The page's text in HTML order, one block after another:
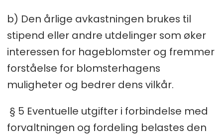
b) Den årlige avkastningen brukes til
stipend eller andre utdelinger som øker
interessen for hageblomster og fremmer
forståelse for blomsterhagens
muligheter og bedrer dens vilkår.
§ 5 Eventuelle utgifter i forbindelse med
forvaltningen og fordeling belastes den